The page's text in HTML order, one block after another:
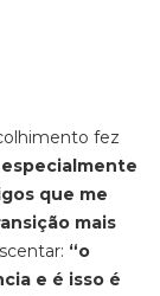
fez
que me
mais
“o
e é isso é